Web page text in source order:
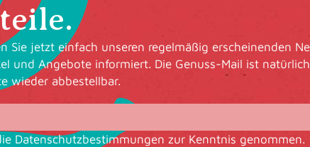
Sie jetzt einfach unseren regelmäßig erscheinenden
und Angebote informiert. Die Genuss-Mail ist
wieder abbestellbar.
Datenschutzbestimmungen zur Kenntnis genommen.